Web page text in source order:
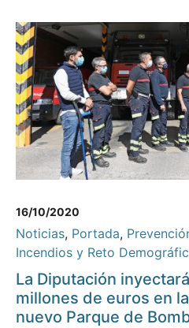
16/10/2020
Noticias, Portada,
Incendios y Reto
La Diputación
millones de euros en
nuevo Parque de